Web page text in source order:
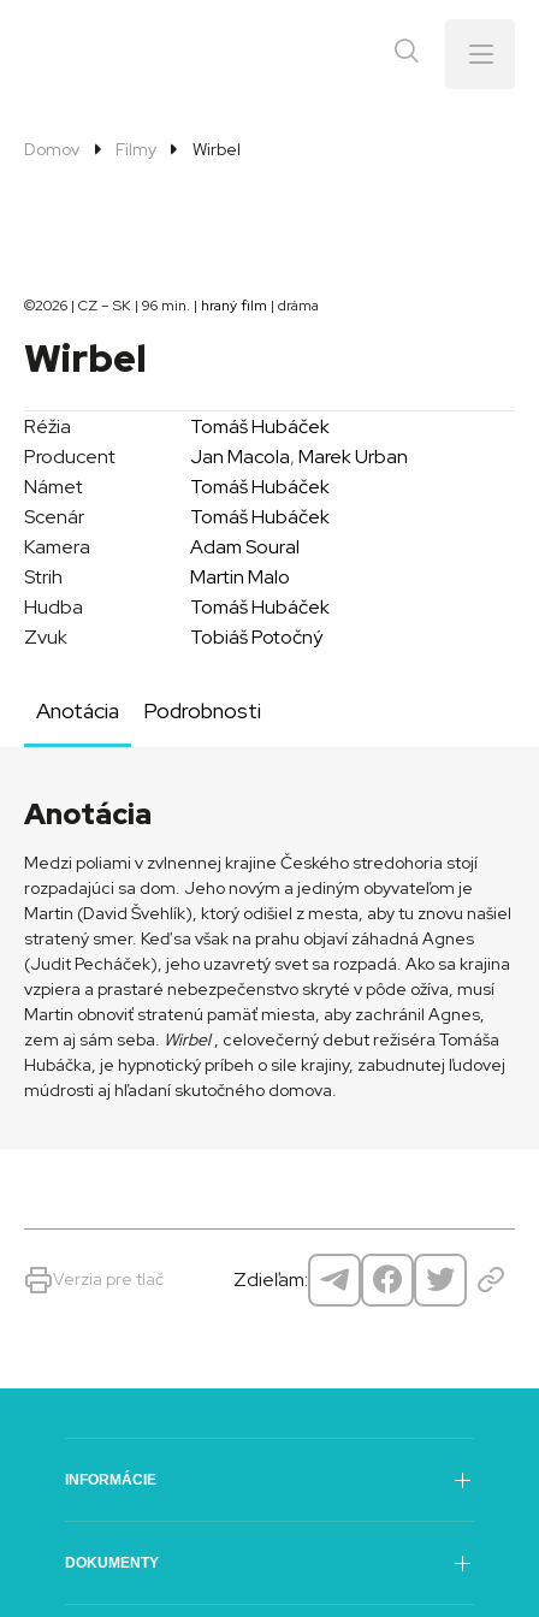
Menu
Domov Filmy Wirbel
©2026 | CZ – SK | 96 min. | hraný film | dráma
Wirbel
Réžia
Tomáš Hubáček
Producent
Jan Macola,Marek Urban
Námet
Tomáš Hubáček
Scenár
Tomáš Hubáček
Kamera
Adam Soural
Strih
Martin Malo
Hudba
Tomáš Hubáček
Zvuk
Tobiáš Potočný
Anotácia Podrobnosti
Anotácia
Medzi poliami v zvlnennej krajine Českého stredohoria stojí
rozpadajúci sa dom. Jeho novým a jediným obyvateľom je
Martin (David Švehlík), ktorý odišiel z mesta, aby tu znovu našiel
stratený smer. Keď sa však na prahu objaví záhadná Agnes
(Judit Pecháček), jeho uzavretý svet sa rozpadá. Ako sa krajina
vzpiera a prastaré nebezpečenstvo skryté v pôde ožíva, musí
Martin obnoviť stratenú pamäť miesta, aby zachránil Agnes,
zem aj sám seba. Wirbel , celovečerný debut režiséra Tomáša
Hubáčka, je hypnotický príbeh o sile krajiny, zabudnutej ľudovej
múdrosti aj hľadaní skutočného domova.
Verzia pre tlač Zdieľam:
INFORMÁCIE
História
DOKUMENTY